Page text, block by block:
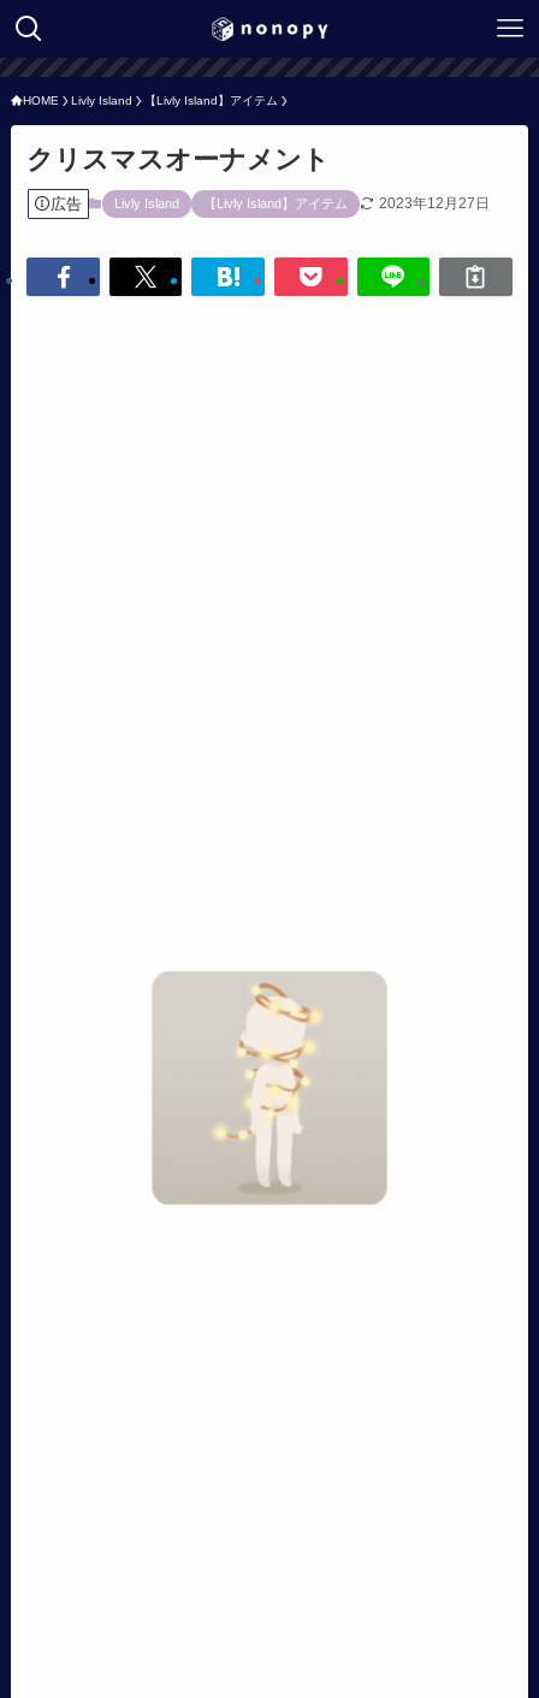
HOME Livly Island 【Livly Island】アイテム
クリスマスオーナメント
広告 Livly Island 【Livly Island】アイテム 2023年12月27日